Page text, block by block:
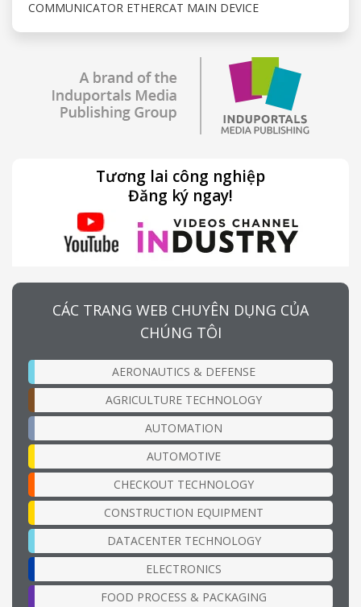
COMMUNICATOR ETHERCAT MAIN DEVICE
Tương lai công nghiệp
Đăng ký ngay!
CÁC TRANG WEB CHUYÊN DỤNG CỦA
CHÚNG TÔI
AERONAUTICS & DEFENSE
AGRICULTURE TECHNOLOGY
AUTOMATION
AUTOMOTIVE
CHECKOUT TECHNOLOGY
CONSTRUCTION EQUIPMENT
DATACENTER TECHNOLOGY
ELECTRONICS
FOOD PROCESS & PACKAGING